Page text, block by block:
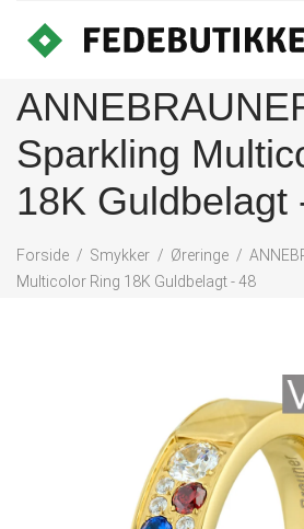
Sparkling
18K Guldbelagt
Forside Smykker Øreringe
Multicolor Ring 18K Guldbelagt - 48